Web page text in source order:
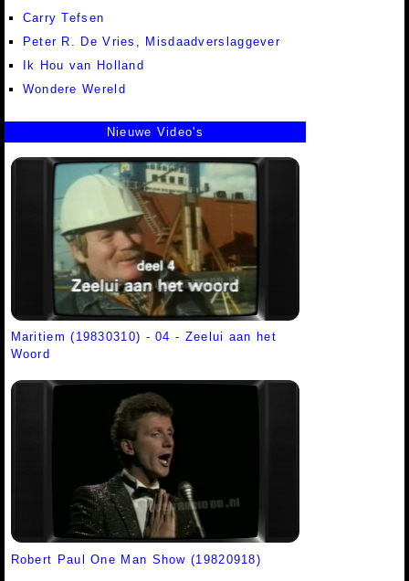
Carry Tefsen
Peter R. De Vries, Misdaadverslaggever
Ik Hou van Holland
Wondere Wereld
Nieuwe Video's
Maritiem (19830310) - 04 - Zeelui aan het
Woord
Robert Paul One Man Show (19820918)